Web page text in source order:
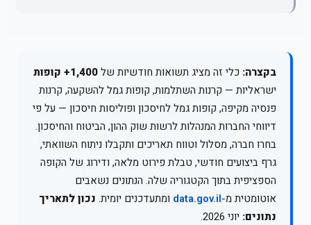
בקצרה: כלי זה מציג תשואות חודשיות של1,400+ קופות
ישראליות — קרנות השתלמות, קופות גמל להשקעה, קרנות
פנסיה מקיפה, קופות גמל לחיסכון ופוליסות חיסכון — על פי
דיווחי החברות המנהלות לרשות שוק ההון, הביטוח והחיסכון.
בחרו חברה, מסלול וטווח תאריכים ותקבלו ניתוח השוואתי,
גרף ביצועים חודשי, טבלת פירוט מלאה, ודירוג של הקופה
הספציפית בתוך הקטגוריה שלה. הנתונים נשאבים
אוטומטית מ-data.gov.il ומתעדכנים יומית. נכון לתאריך
נתונים: יוני 2026.